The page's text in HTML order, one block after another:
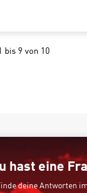
bis 9 von 10
hast eine
deine Antworten